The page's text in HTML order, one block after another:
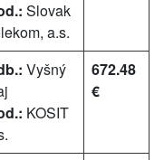
Slovak
a.s.
Vyšný
KOSIT
672.48
€